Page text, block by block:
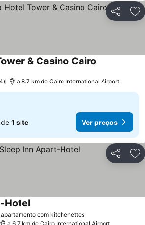
Partilhar
& Casino Cairo
a 8.7 km de Cairo International Airport
1 site Ver preços
Partilhar
apartamento com kitchenettes
Hotel
a 6.7 km de Cairo International Airport